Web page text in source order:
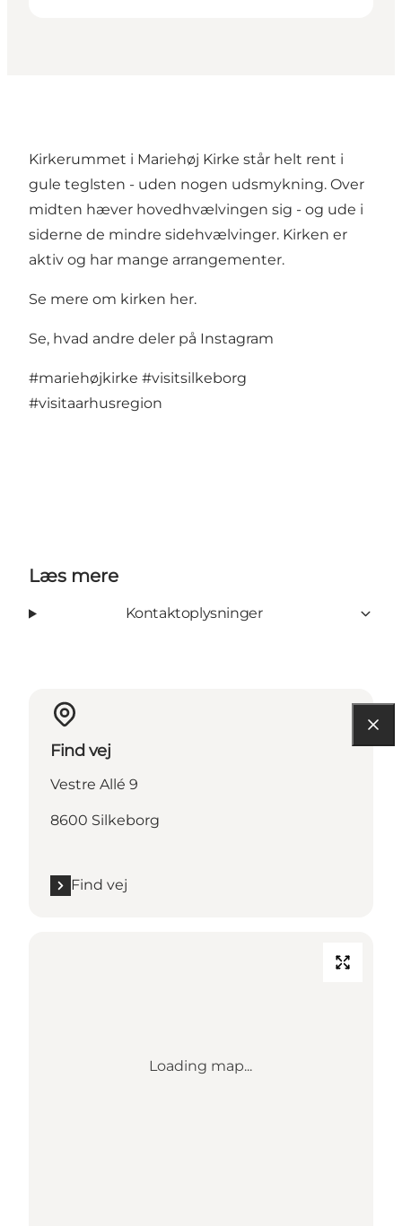
Kirkerummet i Mariehøj Kirke står helt rent i
gule teglsten - uden nogen udsmykning. Over
midten hæver hovedhvælvingen sig - og ude i
siderne de mindre sidehvælvinger. Kirken er
aktiv og har mange arrangementer.
Se mere om kirken her.
Se, hvad andre deler på Instagram
#mariehøjkirke #visitsilkeborg
#visitaarhusregion
Læs mere
Kontaktoplysninger
Find vej
Vestre Allé 9
8600 Silkeborg
Find vej
Loading map...